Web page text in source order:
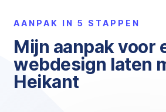
AANPAK IN 5 STAPPEN
Mijn aanpak voor
webdesign laten
Heikant